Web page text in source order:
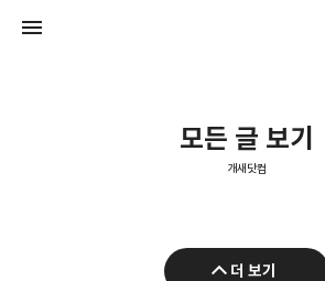
모든 글 보기
개새닷컴
더 보기
개새닷